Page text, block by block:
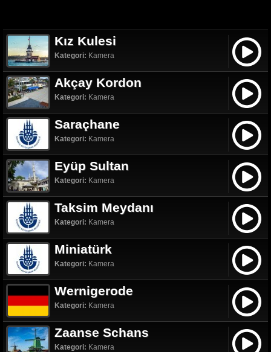
Kız Kulesi
Kategori: Kamera
Akçay Kordon
Kategori: Kamera
Saraçhane
Kategori: Kamera
Eyüp Sultan
Kategori: Kamera
Taksim Meydanı
Kategori: Kamera
Miniatürk
Kategori: Kamera
Wernigerode
Kategori: Kamera
Zaanse Schans
Kategori: Kamera